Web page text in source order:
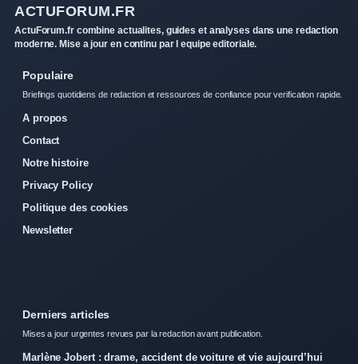
ACTUFORUM.FR
ActuForum.fr combine actualites, guides et analyses dans une redaction
moderne. Mise a jour en continu par l equipe editoriale.
Populaire
Briefings quotidiens de redaction et ressources de confiance pour verification rapide.
A propos
Contact
Notre histoire
Privacy Policy
Politique des cookies
Newsletter
Derniers articles
Mises a jour urgentes revues par la redaction avant publication.
Marlène Jobert : drame, accident de voiture et vie aujourd’hui